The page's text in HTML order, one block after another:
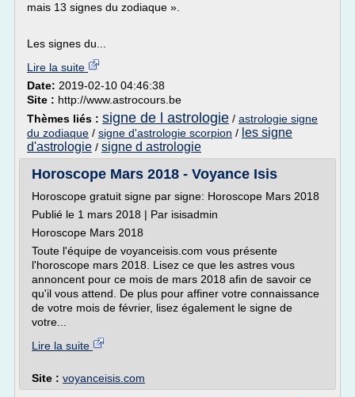
mais 13 signes du zodiaque ».
Les signes du...
Lire la suite
Date: 2019-02-10 04:46:38
Site : http://www.astrocours.be
Thèmes liés : signe de l astrologie / astrologie signe
du zodiaque / signe d'astrologie scorpion / les signe
d'astrologie / signe d astrologie
Horoscope Mars 2018 - Voyance Isis
Horoscope gratuit signe par signe: Horoscope Mars 2018
Publié le 1 mars 2018 | Par isisadmin
Horoscope Mars 2018
Toute l'équipe de voyanceisis.com vous présente
l'horoscope mars 2018. Lisez ce que les astres vous
annoncent pour ce mois de mars 2018 afin de savoir ce
qu'il vous attend. De plus pour affiner votre connaissance
de votre mois de février, lisez également le signe de
votre...
Lire la suite
Site : voyanceisis.com